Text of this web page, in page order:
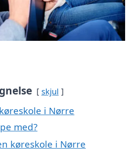
skjul
i Nørre
med?
køreskole i Nørre